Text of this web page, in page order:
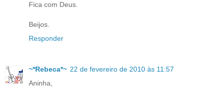
Fica com Deus.
Beijos.
Responder
~*Rebeca*~ 22 de fevereiro de 2010 às 11:57
Aninha,